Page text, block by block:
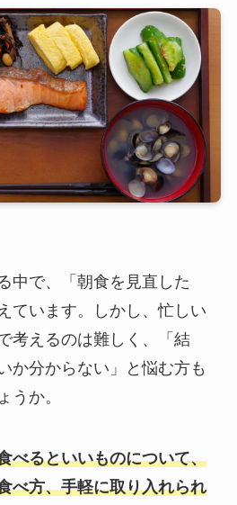
中で、「朝食を見直した
ています。しかし、忙しい
考えるのは難しく、「結
か分からない」と悩む方も
うか。
べるといいものについて、
べ方、手軽に取り入れられ